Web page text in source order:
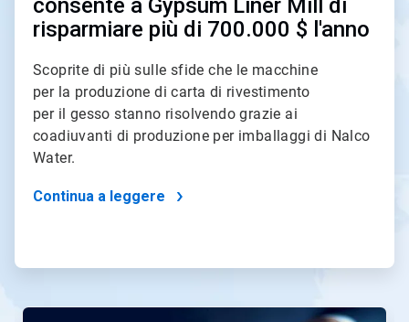
consente a Gypsum Liner Mill di
risparmiare più di 700.000 $ l'anno
Scoprite di più sulle sfide che le macchine
per la produzione di carta di rivestimento
per il gesso stanno risolvendo grazie ai
coadiuvanti di produzione per imballaggi di Nalco
Water.
Continua a leggere
Questa